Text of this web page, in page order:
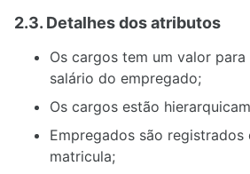
2.3. Detalhes dos atributos
Os cargos tem um valor
salário do empregado;
Os cargos estão
Empregados são
matricula;